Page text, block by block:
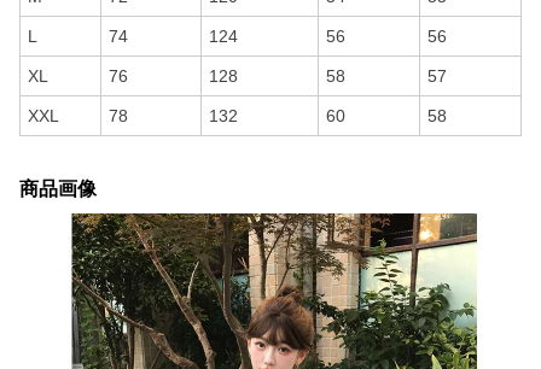
L 74 124 56 56
XL 76 128 58 57
XXL 78 132 60 58
商品画像